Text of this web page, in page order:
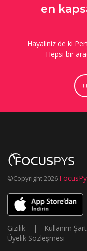
en
Hayaliniz de ki
Hepsi bir
©Copyright2026
Gizilik | Kullanım
Üyelik Sözleşmesi